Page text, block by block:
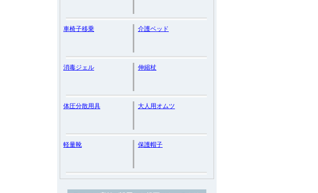
車椅子移乗 介護ベッド
消毒ジェル 伸縮杖
体圧分散用具 大人用オムツ
軽量靴 保護帽子